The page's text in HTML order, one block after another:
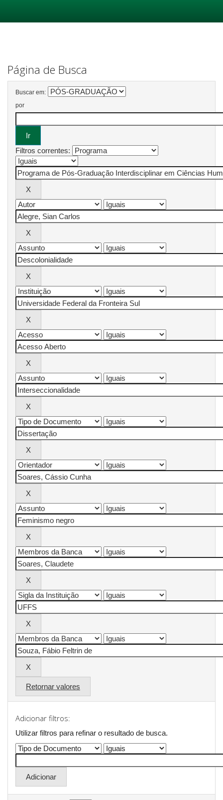
Página de Busca
Buscar em:
por
Filtros correntes:
Retornar valores
Adicionar filtros:
Utilizar filtros para refinar o resultado de busca.